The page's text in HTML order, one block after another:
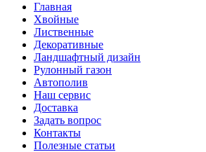
Главная
Хвойные
Лиственные
Декоративные
Ландшафтный дизайн
Рулонный газон
Автополив
Наш сервис
Доставка
Задать вопрос
Контакты
Полезные статьи